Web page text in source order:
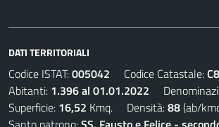
DATI TERRITORIALI
Codice ISTAT:005042 Codice Catastale:
Abitanti: 1.396 al 01.01.2022
Superficie: 16,52 Kmq. Densità:88(ab/